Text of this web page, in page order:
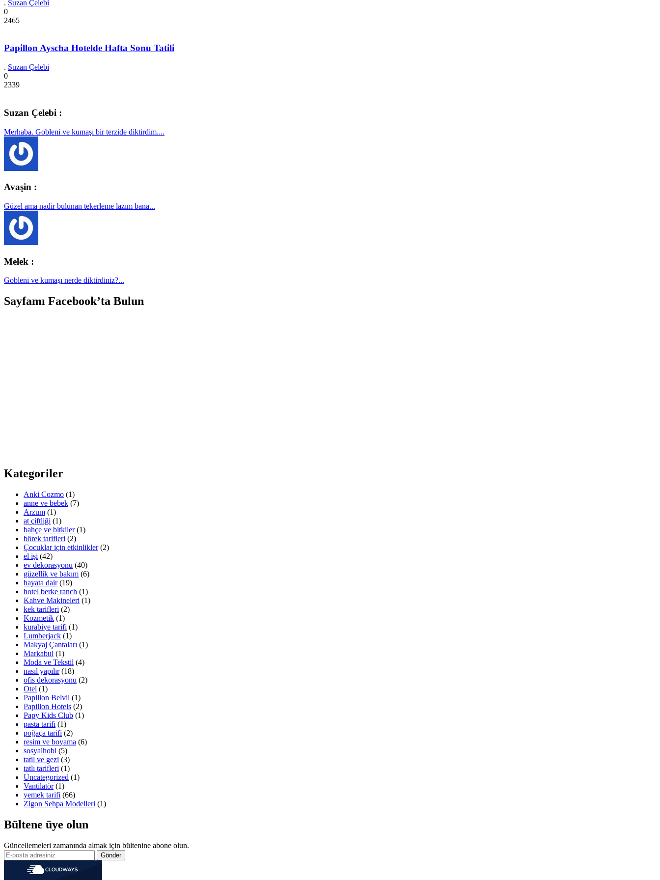
. Suzan Çelebi
0
2465
Papillon Ayscha Hotelde Hafta Sonu Tatili
. Suzan Çelebi
0
2339
Suzan Çelebi :
Merhaba. Gobleni ve kumaşı bir terzide diktirdim....
Avaşin :
Güzel ama nadir bulunan tekerleme lazım bana...
Melek :
Gobleni ve kumaşı nerde diktirdiniz?...
Sayfamı Facebook’ta Bulun
Kategoriler
Anki Cozmo (1)
anne ve bebek (7)
Arzum (1)
at çiftliği (1)
bahçe ve bitkiler(1)
börek tarifleri (2)
Çocuklar için etkinlikler(2)
el işi (42)
ev dekorasyonu (40)
güzellik ve bakım (6)
hayata dair(19)
hotel berke ranch (1)
Kahve Makineleri (1)
kek tarifleri (2)
Kozmetik (1)
kurabiye tarifi (1)
Lumberjack (1)
Makyaj Çantaları (1)
Markabul (1)
Moda ve Tekstil (4)
nasıl yapılır(18)
ofis dekorasyonu (2)
Otel (1)
Papillon Belvil (1)
Papillon Hotels (2)
Papy Kids Club (1)
pasta tarifi (1)
poğaça tarifi (2)
resim ve boyama (6)
sosyalhobi (5)
tatil ve gezi (3)
tatlı tarifleri (1)
Uncategorized (1)
Vantilatör(1)
yemek tarifi (66)
Zigon Sehpa Modelleri (1)
Bültene üye olun
Güncellemeleri zamanında almak için bültenine abone olun.